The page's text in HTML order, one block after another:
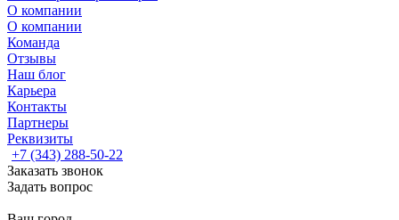
О компании
О компании
Команда
Отзывы
Наш блог
Карьера
Контакты
Партнеры
Реквизиты
+7 (343) 288-50-22
Заказать звонок
Задать вопрос